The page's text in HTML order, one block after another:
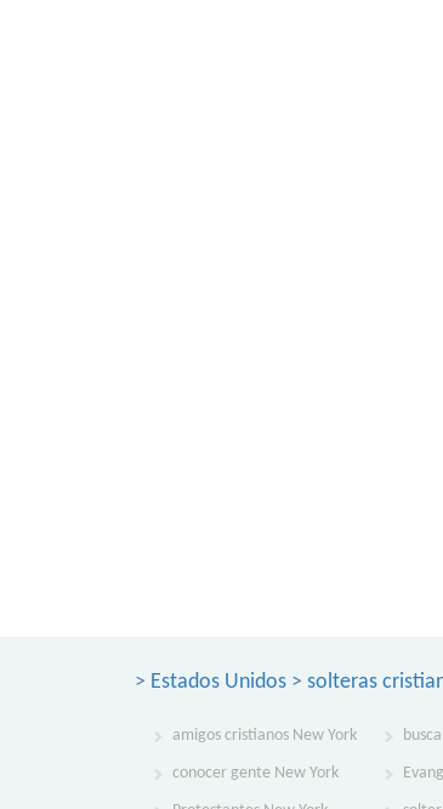
> Estados Unidos > solteras
amigos cristianos New York
conocer gente New York